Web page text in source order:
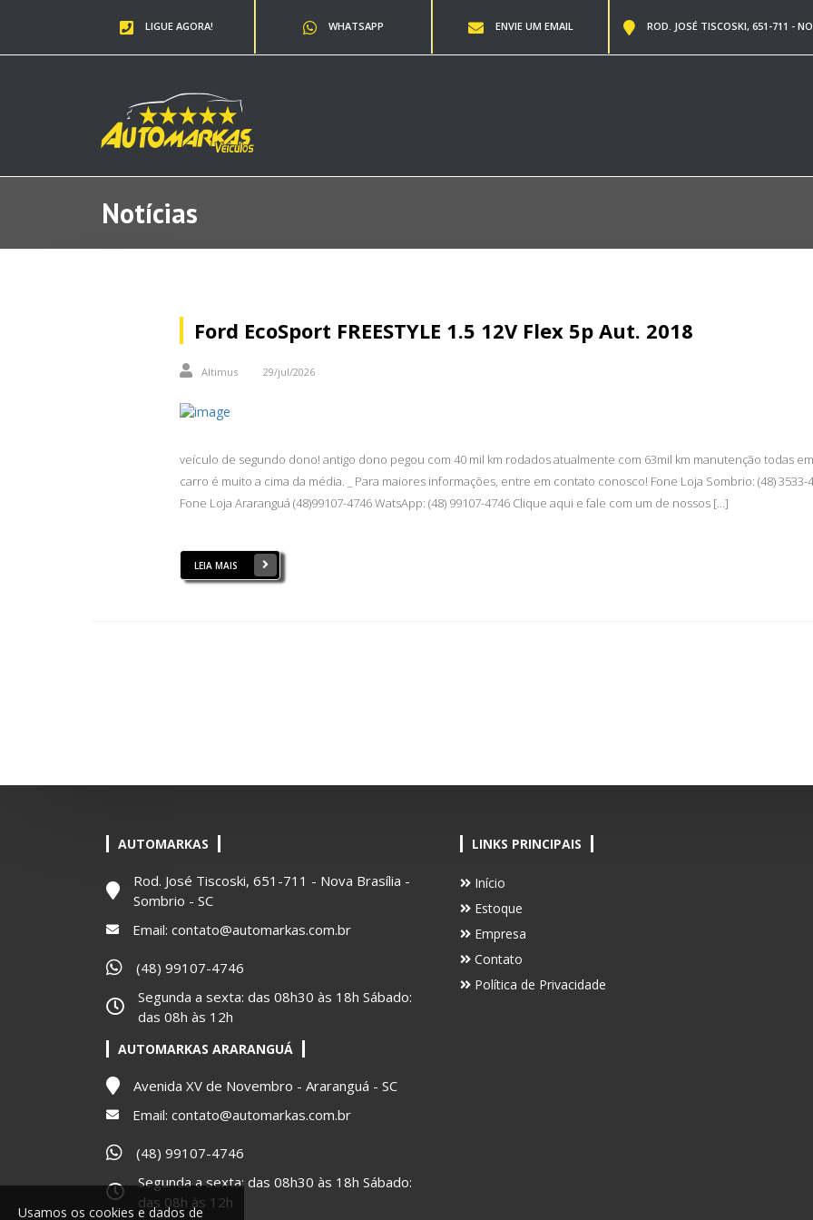
Usamos os cookies e dados de
LIGUE AGORA! WHATSAPP ENVIE UM EMAIL ROD. JOSÉ TISCOSKI, 651-711 -
Notícias
Ford EcoSport FREESTYLE 1.5 12V Flex 5p Aut. 2018
Altimus 29/jul/2026
veículo de segundo dono! antigo dono pegou com 40 mil km rodados atualmente com 63mil km manutenção todas
carro é muito a cima da média. _ Para maiores informações, entre em contato conosco! Fone Loja Sombrio: (48) 3533-
Fone Loja Araranguá (48)99107-4746 WatsApp: (48) 99107-4746 Clique aqui e fale com um de nossos […]
LEIA MAIS
AUTOMARKAS
Rod. José Tiscoski, 651-711 - Nova Brasília -
Sombrio - SC
Email: contato@automarkas.com.br
(48) 99107-4746
Segunda a sexta: das 08h30 às 18h Sábado:
das 08h às 12h
AUTOMARKAS ARARANGUÁ
Avenida XV de Novembro - Araranguá - SC
Email: contato@automarkas.com.br
(48) 99107-4746
Segunda a sexta: das 08h30 às 18h Sábado:
das 08h às 12h
LINKS PRINCIPAIS
Início
Estoque
Empresa
Contato
Política de Privacidade